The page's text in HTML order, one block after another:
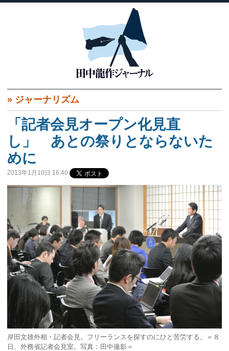
» ジャーナリズム
「記者会見オープン化見直
し」 あとの祭りとならないた
めに
2013年1月10日 16:40
岸田文雄外相・記者会見。フリーランスを探すのにひと苦労する。＝８
日、外務省記者会見室。写真：田中撮影＝